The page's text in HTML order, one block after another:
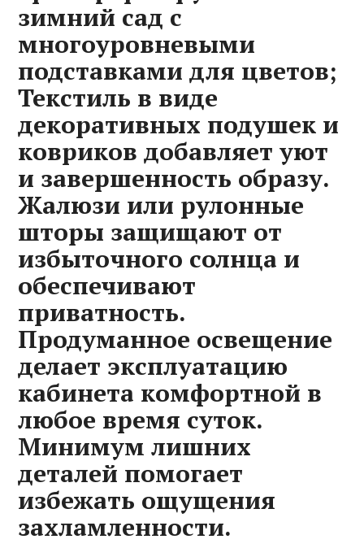
зимний сад с
многоуровневыми
подставками для цветов;
Текстиль в виде
декоративных подушек и
ковриков добавляет уют
и завершенность образу.
Жалюзи или рулонные
шторы защищают от
избыточного солнца и
обеспечивают
приватность.
Продуманное освещение
делает эксплуатацию
кабинета комфортной в
любое время суток.
Минимум лишних
деталей помогает
избежать ощущения
захламленности.